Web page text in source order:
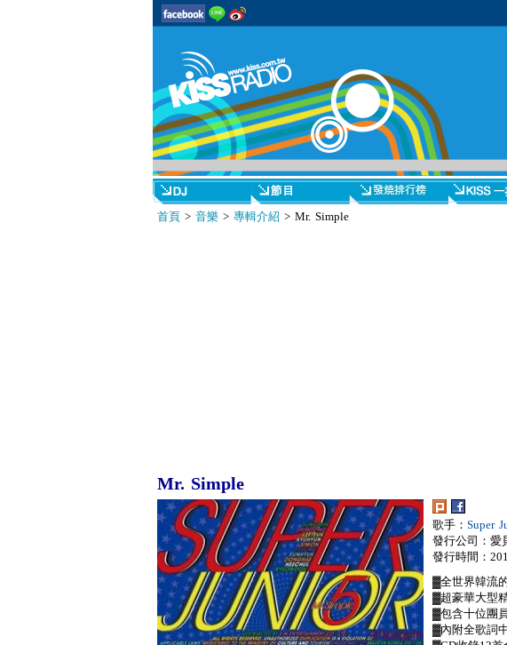
首頁> 音樂> 專輯介紹 > Mr. Simple
Mr. Simple
歌手： Super
發行公司：愛
發行時間：
▓全世界韓流
▓超豪華大型
▓包含十位團
▓內附全歌詞